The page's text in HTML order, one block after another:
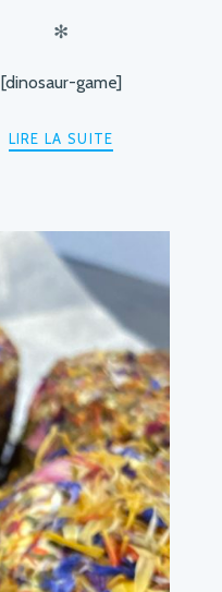
✻
[dinosaur-game]
LIRE LA SUITE